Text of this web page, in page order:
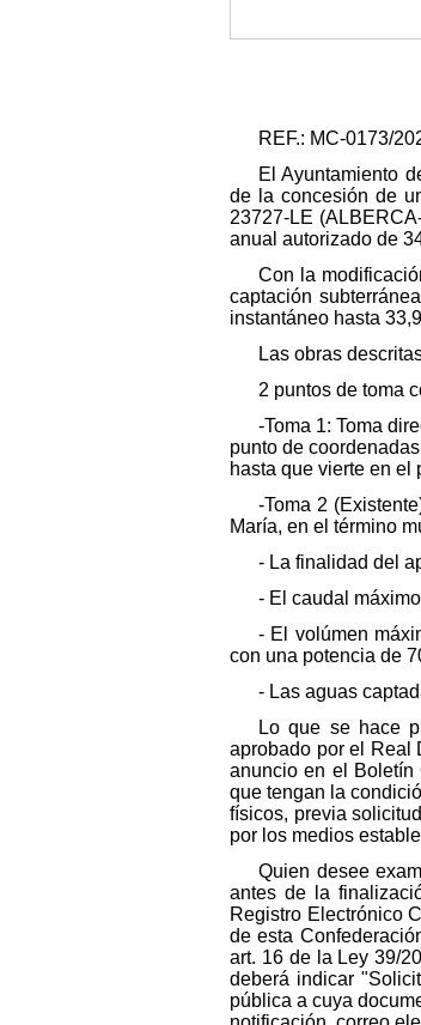
REF.: MC-0173/
El Ayuntamiento
de la concesión de
23727-LE
anual autorizado de
Con la
captación
instantáneo hasta
Las obras
2 puntos de toma
-Toma 1: Toma
punto de
hasta que vierte en
-Toma 2
María, en el término
- La finalidad del
- El caudal
- El volúmen
con una potencia de
- Las aguas
Lo que se hace
aprobado por el Real
anuncio en el Boletín
que tengan la
físicos, previa
por los medios
Quien desee
antes de la
Registro Electrónico
de esta
art. 16 de la Ley 39/
deberá indicar
pública a cuya